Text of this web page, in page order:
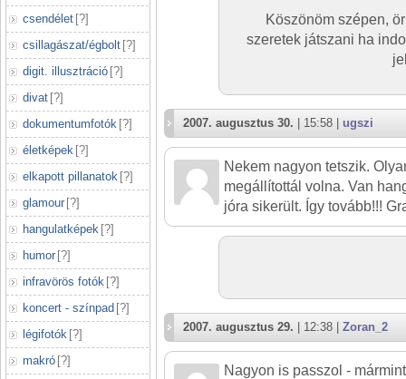
csendélet [?]
csillagászat/égbolt [?]
digit. illusztráció [?]
divat [?]
dokumentumfotók [?]
életképek [?]
elkapott pillanatok [?]
glamour [?]
hangulatképek [?]
humor [?]
infravörös fotók [?]
koncert - színpad [?]
légifotók [?]
makró [?]
Köszönöm szépen,
szeretek játszani ha
2007. augusztus 30. | 15:58 | ugszi
Nekem nagyon tetszik.
megállítottál volna. Van
jóra sikerült. Így tovább!!!
2007. augusztus 29. | 12:38 | Zoran_2
Nagyon is passzol -